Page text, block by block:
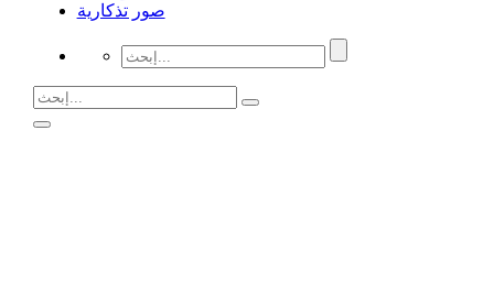
صور تذكارية